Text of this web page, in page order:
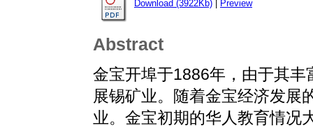
Download (3922Kb)
Preview
Abstract
金宝开埠于1886年，由于其
展锡矿业。随着金宝经济发展
业。金宝初期的华人教育情况